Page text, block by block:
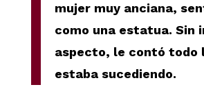
mujer muy anciana,
como una estatua. Sin
aspecto, le contó todo
estaba sucediendo.